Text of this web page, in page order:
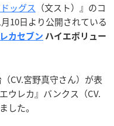
ッグス （文スト）』のコ
10日より公開されている
カセブン ハイエボリュー
CV.宮野真守さん）が表
ウレカ』バンクス（CV.
した。